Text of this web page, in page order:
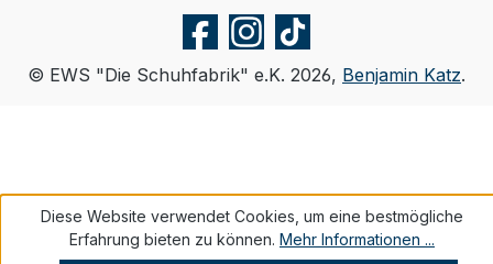
© EWS "Die Schuhfabrik" e.K. 2026, Benjamin Katz.
Diese Website verwendet Cookies, um eine bestmögliche
Erfahrung bieten zu können. Mehr Informationen ...